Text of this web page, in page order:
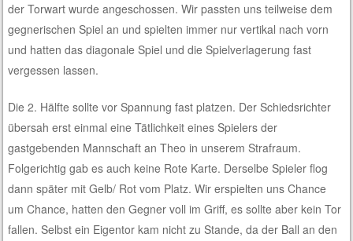
der Torwart wurde angeschossen. Wir passten uns teilweise dem
gegnerischen Spiel an und spielten immer nur vertikal nach vorn
und hatten das diagonale Spiel und die Spielverlagerung fast
vergessen lassen.
Die 2. Hälfte sollte vor Spannung fast platzen. Der Schiedsrichter
übersah erst einmal eine Tätlichkeit eines Spielers der
gastgebenden Mannschaft an Theo in unserem Strafraum.
Folgerichtig gab es auch keine Rote Karte. Derselbe Spieler flog
dann später mit Gelb/ Rot vom Platz. Wir erspielten uns Chance
um Chance, hatten den Gegner voll im Griff, es sollte aber kein Tor
fallen. Selbst ein Eigentor kam nicht zu Stande, da der Ball an den